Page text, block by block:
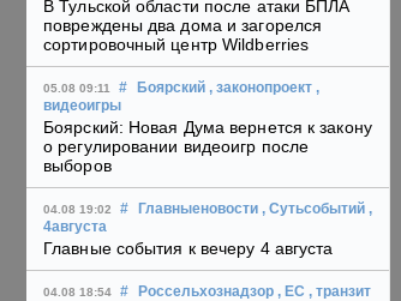
В Тульской области после атаки БПЛА
повреждены два дома и загорелся
сортировочный центр Wildberries
05.08 09:11 # Боярский , законопроект ,
видеоигры
Боярский: Новая Дума вернется к закону
о регулировании видеоигр после
выборов
04.08 19:02 # Главныеновости , Сутьсобытий ,
4августа
Главные события к вечеру 4 августа
04.08 18:54 # Россельхознадзор , ЕС , транзит